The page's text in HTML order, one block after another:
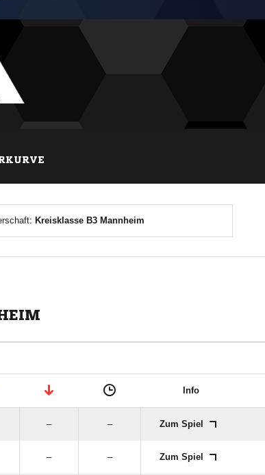
Kreisklasse B3 Mannheim
Info
– – Zum Spiel
– – Zum Spiel